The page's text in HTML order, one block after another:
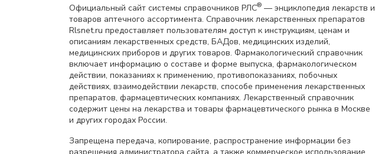
Официальный сайт системы справочников РЛС® — энциклопедия лекарств и
товаров аптечного ассортимента. Справочник лекарственных препаратов
Rlsnet.ru предоставляет пользователям доступ к инструкциям, ценам и
описаниям лекарственных средств, БАДов, медицинских изделий,
медицинских приборов и других товаров. Фармакологический справочник
включает информацию о составе и форме выпуска, фармакологическом
действии, показаниях к применению, противопоказаниях, побочных
действиях, взаимодействии лекарств, способе применения лекарственных
препаратов, фармацевтических компаниях. Лекарственный справочник
содержит цены на лекарства и товары фармацевтического рынка в Москве
и других городах России.
Запрещена передача, копирование, распространение информации без